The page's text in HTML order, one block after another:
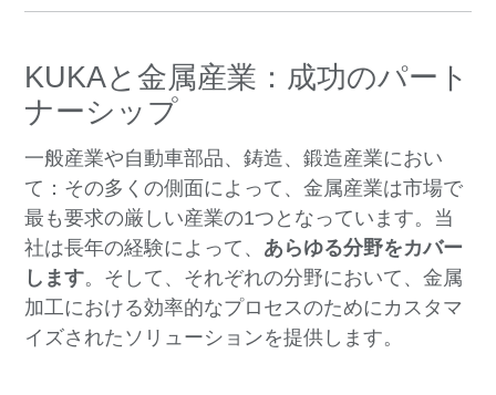
KUKAと金属産業：成功のパート
ナーシップ
一般産業や自動車部品、鋳造、鍛造産業におい
て：その多くの側面によって、金属産業は市場で
最も要求の厳しい産業の1つとなっています。当
社は長年の経験によって、 あらゆる分野をカバー
します。そして、それぞれの分野において、金属
加工における効率的なプロセスのためにカスタマ
イズされたソリューションを提供します。